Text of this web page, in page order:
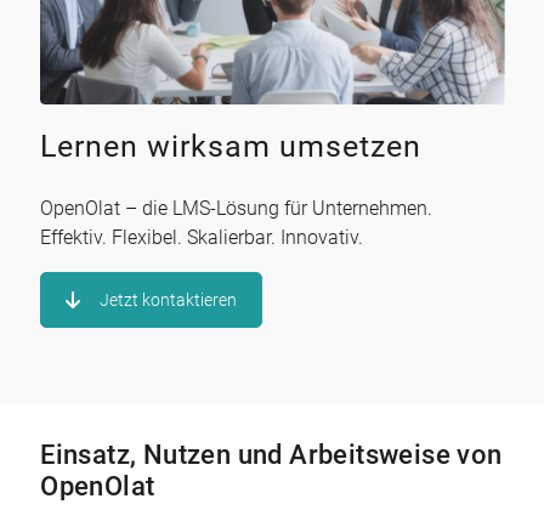
Lernen wirksam umsetzen
OpenOlat – die LMS-Lösung für Unternehmen.
Effektiv. Flexibel. Skalierbar. Innovativ.
Jetzt kontaktieren
Einsatz, Nutzen und Arbeitsweise von
OpenOlat